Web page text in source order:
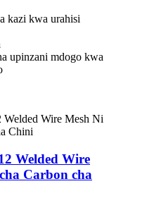
kazi kwa urahisi
upinzani mdogo kwa
Welded Wire
Carbon cha